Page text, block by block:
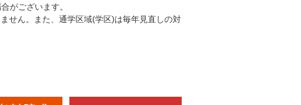
がございます。
せん。また、通学区域(学区)は毎年見直しの対